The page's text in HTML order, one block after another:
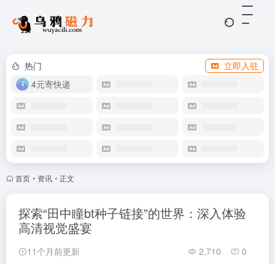
热门
立即入驻
4元寄快递
首页 • 资讯 • 正文
探索“田中瞳bt种子链接”的世界：深入体验
高清视觉盛宴
11个月前更新 2,710 0